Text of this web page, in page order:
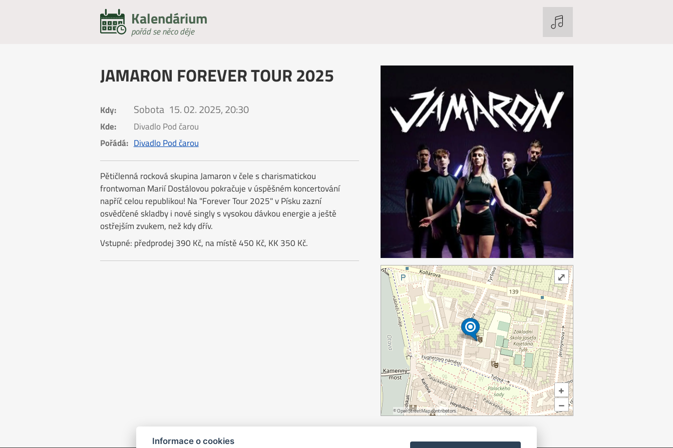
Kalendárium
pořád se něco děje
JAMARON FOREVER TOUR 2025
Kdy: Sobota 15. 02. 2025, 20:30
Kde:
Divadlo Pod čarou
Pořádá: Divadlo Pod čarou
Pětičlenná rocková skupina Jamaron v čele s charismatickou
frontwoman Marií Dostálovou pokračuje v úspěšném koncertování
napříč celou republikou! Na "Forever Tour 2025" v Písku zazní
osvědčené skladby i nové singly s vysokou dávkou energie a ještě
ostřejším zvukem, než kdy dřív.
Vstupné: předprodej 390 Kč, na místě 450 Kč, KK 350 Kč.
+
–
©OpenStreetMapcontributors.
⤢
Informace o cookies